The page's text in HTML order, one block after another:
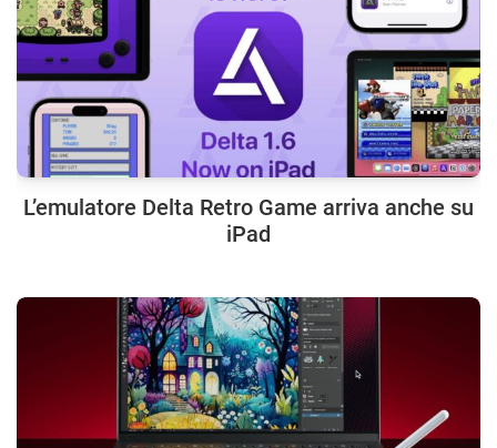
L’emulatore Delta Retro Game arriva anche su
iPad